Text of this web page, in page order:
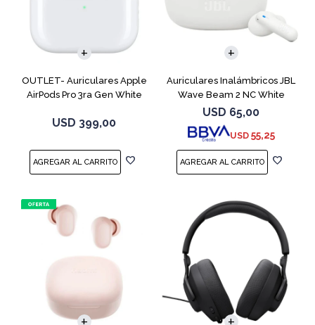
OUTLET- Auriculares Apple
AirPods Pro 3ra Gen White
USD 399,00
Auriculares Inalámbricos JBL
Wave Beam 2 NC White
USD 65,00
USD 55,25